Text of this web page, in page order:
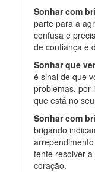
Sonhar com
parte para a
confusa e
de confiança e
Sonhar que
é sinal de que
problemas, por
que está no
Sonhar com
brigando
tente resolver
coração.